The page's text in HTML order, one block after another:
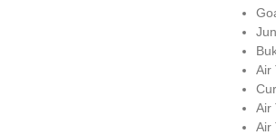
Air
Air
Air